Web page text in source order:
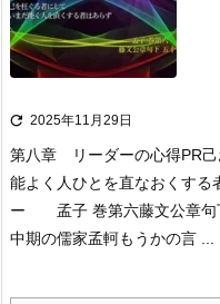
 2025年11月29日
第八章 リーダーの心得PR
能よく人ひとを直なおくする
ー 孟子 巻第六藤文公章句
中期の儒家孟軻もうかの言 ...